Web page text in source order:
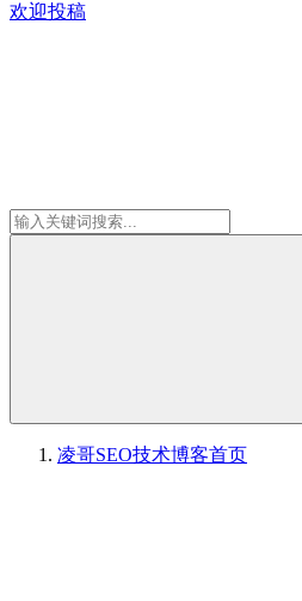
欢迎投稿
凌哥SEO技术博客首页